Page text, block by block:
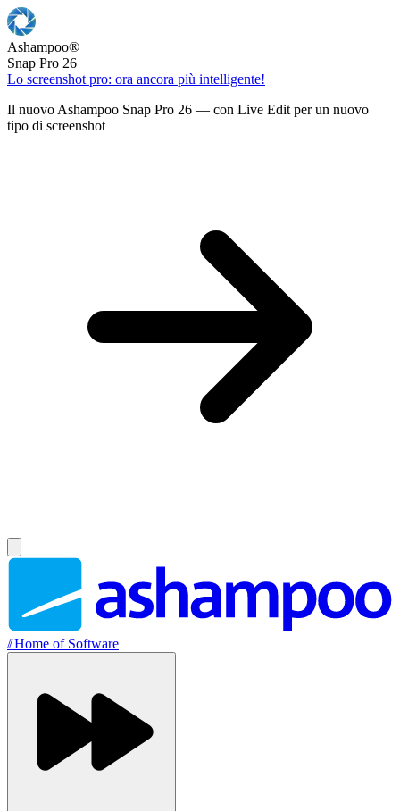
Ashampoo®
Snap Pro 26
Lo screenshot pro: ora ancora più intelligente!
Il nuovo Ashampoo Snap Pro 26 — con Live Edit per un nuovo
tipo di screenshot
//Home of Software